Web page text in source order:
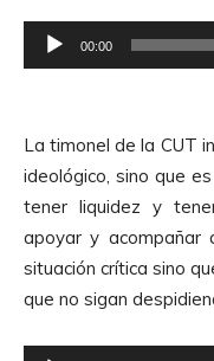
r
u
d
i
o
e
o
d
u
c
t
o
r
00:00
La timonel de la CUT
ideológico, sino que
tener liquidez y
apoyar y acompañar
situación crítica sino
que no sigan